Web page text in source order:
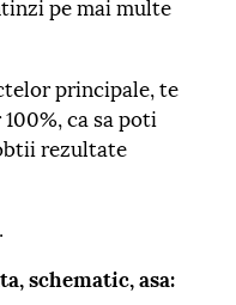
pe mai multe
principale, te
ca sa poti
rezultate
schematic, asa: